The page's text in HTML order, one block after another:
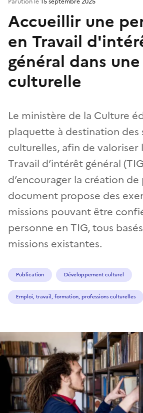
Accueillir une
en Travail
général dans
culturelle
Le ministère de la Culture
plaquette à destination des
culturelles, afin de
Travail d’intérêt général
d’encourager la création de
document propose des
missions pouvant être
personne en TIG, tous
missions existantes.
Publication Développement culturel
Emploi, travail, formation, professions culturelles